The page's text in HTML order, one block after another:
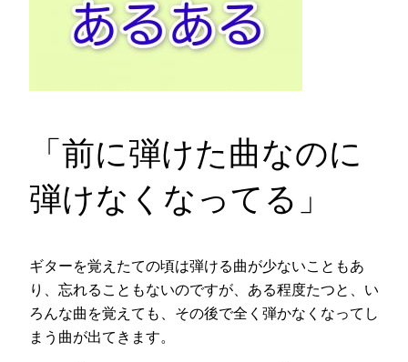
「前に弾けた曲なのに
弾けなくなってる」
ギターを覚えたての頃は弾ける曲が少ないこともあ
り、忘れることもないのですが、ある程度たつと、い
ろんな曲を覚えても、その後で全く弾かなくなってし
まう曲が出てきます。